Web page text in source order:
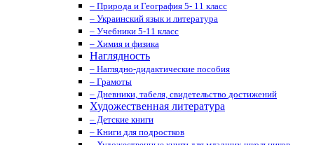
– Природа и География 5- 11 класс
– Украинский язык и литература
– Учебники 5-11 класс
– Химия и физика
Наглядность
– Наглядно-дидактические пособия
– Грамоты
– Дневники, табеля, свидетельство достижений
Художественная литература
– Детские книги
– Книги для подростков